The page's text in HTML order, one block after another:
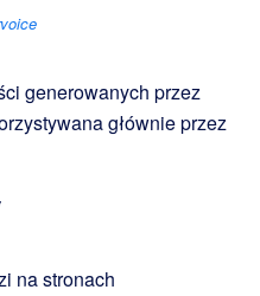
generowanych przez
głównie przez
na stronach